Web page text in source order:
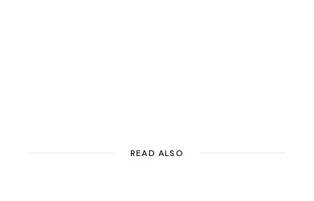
READ ALSO